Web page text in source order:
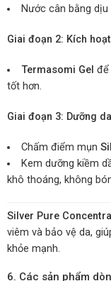
Nước cân bằng dịu
Giai đoạn 2: Kích
Termasomi Gel để
tốt hơn.
Giai đoạn 3: Dưỡng da
Chấm điểm mụn
Kem dưỡng kiềm
khô thoáng, không
Silver Pure
viêm và bảo vệ da,
khỏe mạnh.
6. Các sản phẩm